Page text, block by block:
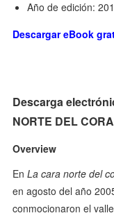
Año de edición:
Descargar eBook
Descarga
NORTE DEL
Overview
EnLa cara norte del
en agosto del año
conmocionaron el